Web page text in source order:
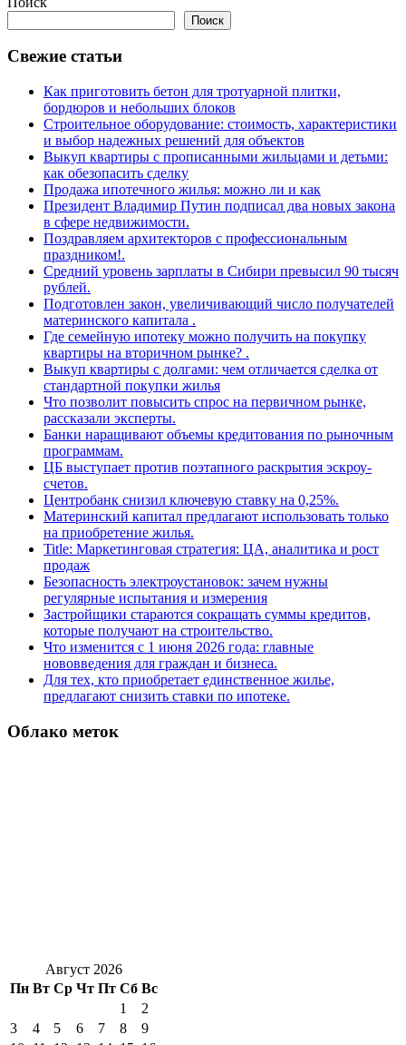
Поиск
Свежие статьи
Как приготовить бетон для тротуарной плитки,
бордюров и небольших блоков
Строительное оборудование: стоимость, характеристики
и выбор надежных решений для объектов
Выкуп квартиры с прописанными жильцами и детьми:
как обезопасить сделку
Продажа ипотечного жилья: можно ли и как
Президент Владимир Путин подписал два новых закона
в сфере недвижимости.
Поздравляем архитекторов с профессиональным
праздником!.
Средний уровень зарплаты в Сибири превысил 90 тысяч
рублей.
Подготовлен закон, увеличивающий число получателей
материнского капитала .
Где семейную ипотеку можно получить на покупку
квартиры на вторичном рынке? .
Выкуп квартиры с долгами: чем отличается сделка от
стандартной покупки жилья
Что позволит повысить спрос на первичном рынке,
рассказали эксперты.
Банки наращивают объемы кредитования по рыночным
программам.
ЦБ выступает против поэтапного раскрытия эскроу-
счетов.
Центробанк снизил ключевую ставку на 0,25%.
Материнский капитал предлагают использовать только
на приобретение жилья.
Title: Маркетинговая стратегия: ЦА, аналитика и рост
продаж
Безопасность электроустановок: зачем нужны
регулярные испытания и измерения
Застройщики стараются сокращать суммы кредитов,
которые получают на строительство.
Что изменится с 1 июня 2026 года: главные
нововведения для граждан и бизнеса.
Для тех, кто приобретает единственное жилье,
предлагают снизить ставки по ипотеке.
Облако меток
Август 2026
Пн Вт Ср Чт Пт Сб Вс
1
2
3
4 5 6 7 8
9